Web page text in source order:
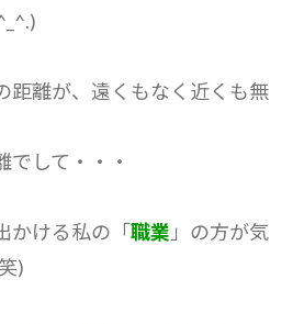
距離が、遠くもなく近くも無
でして・・・
かける私の「職業 」の方が気
)